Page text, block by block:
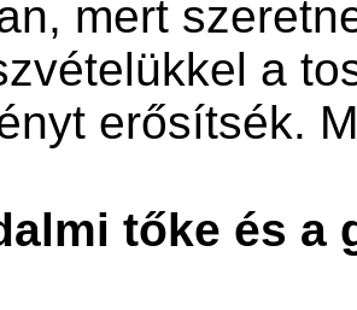
mert
a
erősítsék.
tőke és a